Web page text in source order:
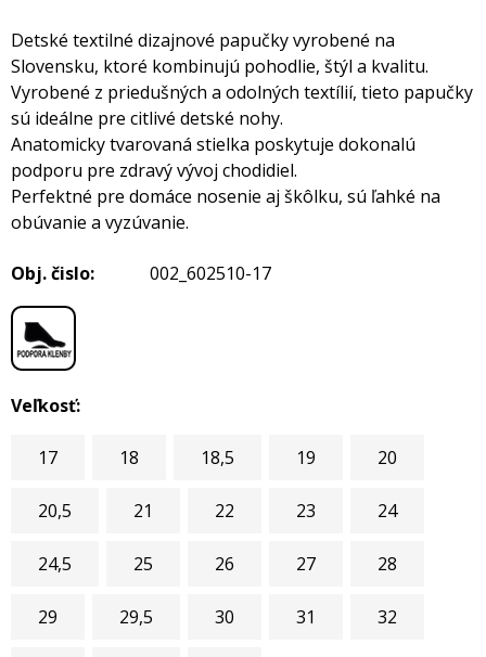
Detské textilné dizajnové papučky vyrobené na
Slovensku, ktoré kombinujú pohodlie, štýl a kvalitu.
Vyrobené z priedušných a odolných textílií, tieto papučky
sú ideálne pre citlivé detské nohy.
Anatomicky tvarovaná stielka poskytuje dokonalú
podporu pre zdravý vývoj chodidiel.
Perfektné pre domáce nosenie aj škôlku, sú ľahké na
obúvanie a vyzúvanie.
Obj. čislo: 002_602510-17
Veľkosť:
17 18 18,5 19 20
20,5 21 22 23 24
24,5 25 26 27 28
29 29,5 30 31 32